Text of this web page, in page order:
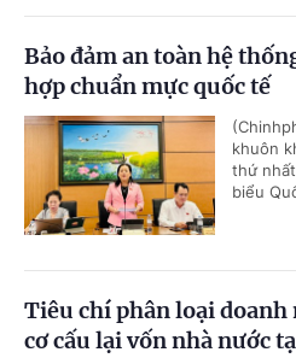
Bảo đảm an toàn hệ
hợp chuẩn mực quốc tế
khuôn
thứ
biểu
Tiêu chí phân loại
cơ cấu lại vốn nhà nước